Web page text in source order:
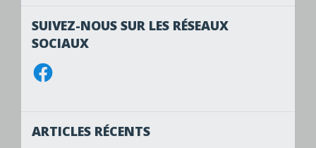
SUIVEZ-NOUS SUR LES RÉSEAUX
SOCIAUX
Facebook
ARTICLES RÉCENTS